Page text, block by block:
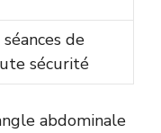
de
sécurité
abdominale